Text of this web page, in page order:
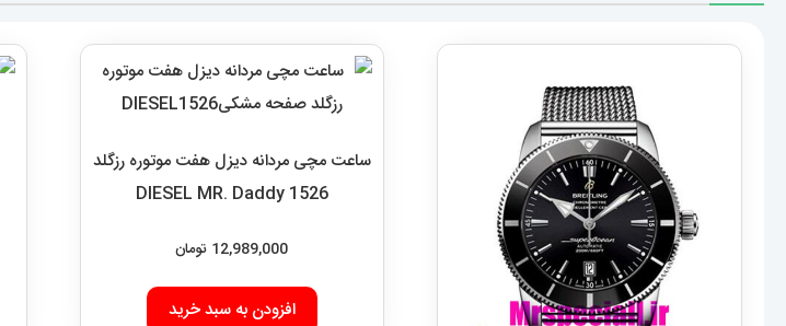
ساعت مچی مردانه دیزل هفت موتوره رزگلد
DIESEL MR. Daddy 1526
12,989,000 تومان
افزودن به سبد خرید